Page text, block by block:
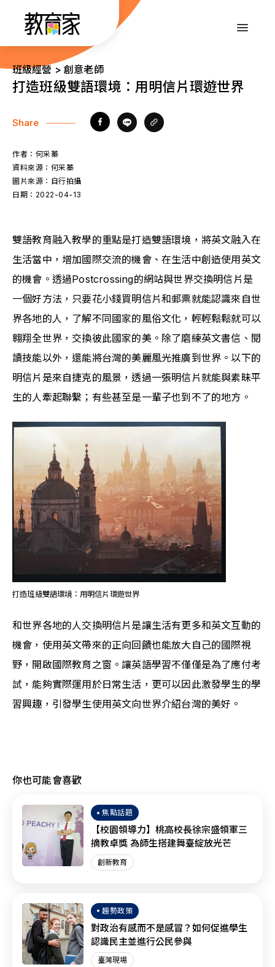
內
::: 班級經營 > 創意老師
打造班級雙語環境：用明信片環遊世界
Share
作者： 何采蓁
資料來源： 何采蓁
圖片來源： 自行拍攝
日期： 2022-04-13
雙語教育融入教學的重點是打造雙語環境，將英文融入在
生活當中，增加國際交流的機會、在生活中創造使用英文
的機會。透過Postcrossing的網站與世界交換明信片是
一個好方法，只要花小錢買明信片和郵票就能認識來自世
界各地的人，了解不同國家的風俗文化， 輕輕鬆鬆就可以
翱翔全世界，交換彼此國家的美。除了磨練英文書信、閱
讀技能以外，還能將台灣的美麗風光推廣到世界 。以下的
明信片是來自捷克的風景，透過一張明信片就能與素昧平
生的人牽起聯繫；有些甚至是一輩子也到不了的地方。
打造班級雙語環境：用明信片環遊世界
和世界各地的人交換明信片是讓生活有更多和英文互動的
機會，使用英文帶來的正向回饋也能放大自己的國際視
野，開啟國際教育之窗。讓英語學習不僅僅是為了應付考
試，能夠實際運用於日常生活，更可以因此激發學生的學
習興趣，引發學生使用英文向世界介紹台灣的美好。
你也可能會喜歡
焦點話題
【校園領導力】桃高校長徐宗盛領軍三
摘教卓獎 為師生搭建舞臺綻放光芒
創新教育
趨勢政策
對政治有感而不是感冒？如何促進學生
認識民主並進行公民參與
臺灣現場